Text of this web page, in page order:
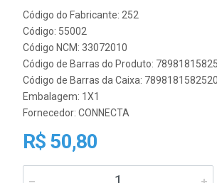
Código do Fabricante: 252
Código: 55002
Código NCM: 33072010
Código de Barras do Produto:
Código de Barras da Caixa: 7898181582520
Embalagem: 1X1
Fornecedor: CONNECTA
R$ 50,80